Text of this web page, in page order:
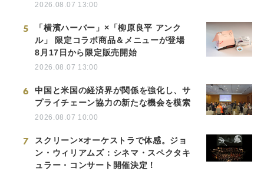
2026.08.07 13:00
5
「横濱ハーバー」×「柳原良平 アンク
ル」 限定コラボ商品＆メニューが登場
8月17日から限定販売開始
2026.08.07 13:00
6
中国と米国の経済界が関係を強化し、サ
プライチェーン協力の新たな機会を模索
2026.08.07 10:00
7
スクリーン×オーケストラで体感。ジョ
ン・ウィリアムズ：シネマ・スペクタキ
ュラー・コンサート開催決定！